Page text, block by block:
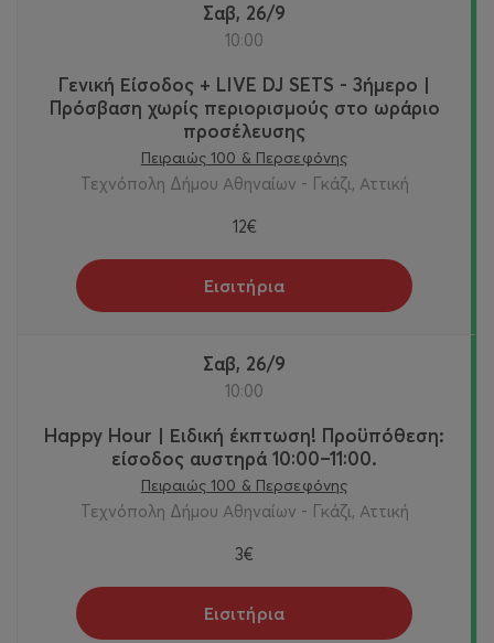
Σαβ, 26/9
10:00
Γενική Είσοδος + LIVE DJ SETS - 3ήμερο |
Πρόσβαση χωρίς περιορισμούς στο ωράριο
προσέλευσης
Πειραιώς 100 & Περσεφόνης
Τεχνόπολη Δήμου Αθηναίων - Γκάζι, Αττική
12€
Εισιτήρια
Σαβ, 26/9
10:00
Happy Hour | Ειδική έκπτωση! Προϋπόθεση:
είσοδος αυστηρά 10:00–11:00.
Πειραιώς 100 & Περσεφόνης
Τεχνόπολη Δήμου Αθηναίων - Γκάζι, Αττική
3€
Εισιτήρια